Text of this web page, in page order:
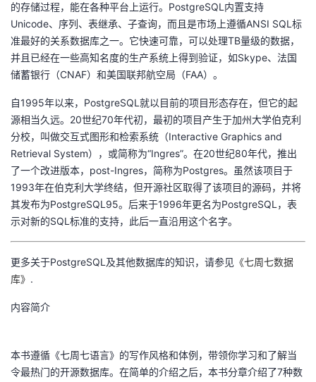
我
的
程
我
认
证
的
实
我
的
藏
的
技
支
持
我
的
声
建
议
的存储过程，能在各种平台上运行。PostgreSQL内置支持
Unicode、序列、表继承、子查询，而且是市场上遵循ANSI SQL标
准最好的关系数据库之一。它快速可靠，可以处理TB量级的数据，
并且已经在一些高知名度的生产系统上得到验证，如Skype、法国
储蓄银行（CNAF）和美国联邦航空局（FAA）。
自1995年以来，PostgreSQL就以目前的项目形态存在，但它的起
源相当久远。20世纪70年代初，最初的项目产生于加州大学伯克利
分校，叫做交互式图形和检索系统（Interactive Graphics and
Retrieval System），或简称为“Ingres”。在20世纪80年代，推出
了一个改进版本，post-Ingres，简称为Postgres。虽然该项目于
1993年在伯克利大学终结，但开源社区取得了该项目的源码，并将
其发布为PostgreSQL95。后来于1996年更名为PostgreSQL，表
示对新的SQL标准的支持，此后一直沿用这个名字。
更多关于PostgreSQL及其他数据库的知识，请参见 《七周七数据
库》 .
内容简介
本书遵循《七周七语言》的写作风格和体例，带领你学习和了解当
令最热门的开源数据库。在简单的介绍之后，本书分章介绍了7种数